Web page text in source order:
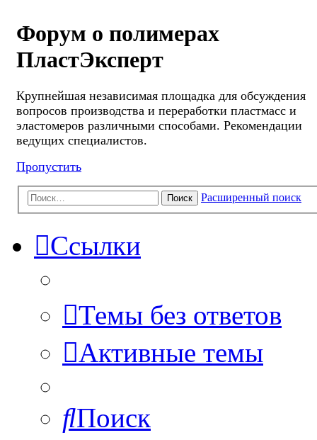
Форум о полимерах
ПластЭксперт
Крупнейшая независимая площадка для обсуждения
вопросов производства и переработки пластмасс и
эластомеров различными способами. Рекомендации
ведущих специалистов.
Пропустить
Поиск Расширенный поиск
Ссылки
Темы без ответов
Активные темы
Поиск